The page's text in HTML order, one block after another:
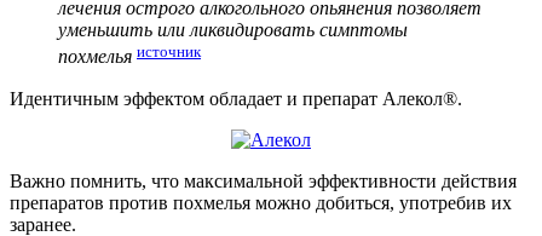
лечения острого алкогольного опьянения позволяет
уменьшить или ликвидировать симптомы
похмелья источник
Идентичным эффектом обладает и препарат Алекол®.
Важно помнить, что максимальной эффективности действия
препаратов против похмелья можно добиться, употребив их
заранее.